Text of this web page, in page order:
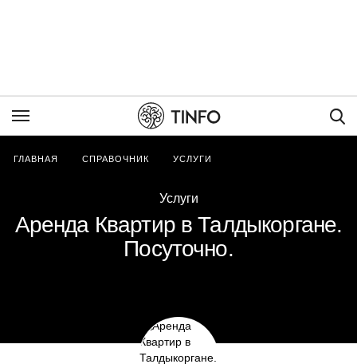
ГЛАВНАЯ СПРАВОЧНИК УСЛУГИ
Услуги
Аренда Квартир в Талдыкоргане.
Посуточно.